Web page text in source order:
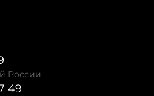
России
49